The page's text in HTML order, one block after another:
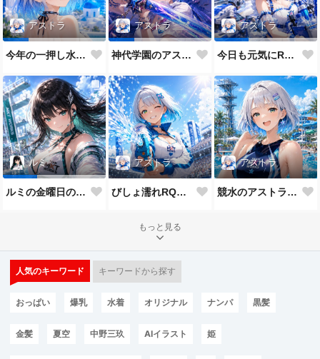
アストラ
今年の一押し水着だよ💕
アストラ
神代学園のアストラです💙
アストラ
今日も元気にRQメイドだよ💕
ルミ
ルミの金曜日のチアガール
アストラ
びしょ濡れRQなアストラ
アストラ
競水のアストラだよ💕
もっと見る
人気のキーワード キーワードから探す
おっぱい 爆乳 水着 オリジナル ナンパ 黒髪
金髪 夏空 中野三玖 AIイラスト 姫